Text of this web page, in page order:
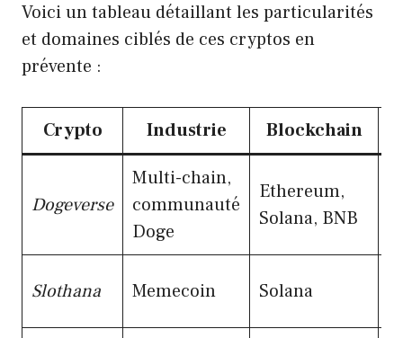
Voici un tableau détaillant les particularités
et domaines ciblés de ces cryptos en
prévente :
Crypto Industrie Blockchain
Dogeverse
Multi-chain,
communauté
Doge
Ethereum,
Solana, BNB
Slothana Memecoin Solana